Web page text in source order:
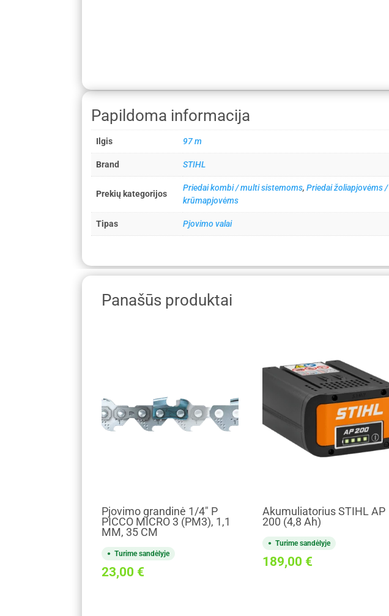
Papildoma informacija
Ilgis 97 m
Brand STIHL
Prekių kategorijos
Priedai kombi / multi sistemoms,Priedai žoliapjovėms /
krūmapjovėms
Tipas Pjovimo valai
Panašūs produktai
Pjovimo grandinė 1/4" P
PICCO MICRO 3 (PM3), 1,1
MM, 35 CM
Turime sandėlyje
23,00 €
Akumuliatorius STIHL AP
200 (4,8 Ah)
Turime sandėlyje
189,00 €